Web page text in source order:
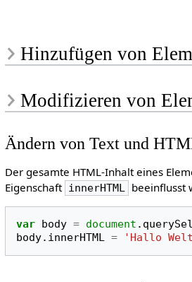
Hinzufügen von
Modifizieren von
Ändern von Text und
Der gesamte HTML-Inhalt eines
Eigenschaft innerHTML beeinflusst
var body = document .
body. innerHTML = 'Hallo